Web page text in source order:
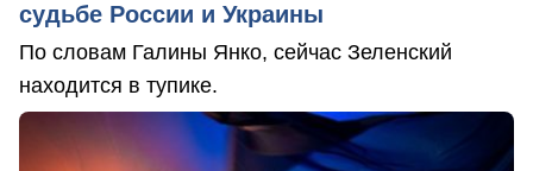
судьбе России и Украины
По словам Галины Янко, сейчас Зеленский
находится в тупике.